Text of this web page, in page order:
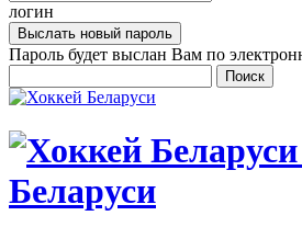
логин
Пароль будет выслан Вам по
Беларуси